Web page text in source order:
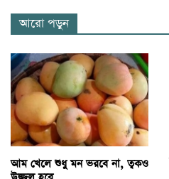
আরো পড়ুন
আম খেলে শুধু মন ভরবে না, ত্বকও